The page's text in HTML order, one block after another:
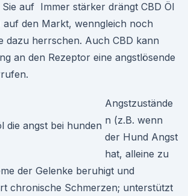
auf Immer stärker drängt CBD Öl
auf den Markt, wenngleich noch
dazu herrschen. Auch CBD kann
an den Rezeptor eine angstlösende
Angstzustände
n (z.B. wenn
der Hund Angst
hat, alleine zu
der Gelenke beruhigt und
chronische Schmerzen; unterstützt